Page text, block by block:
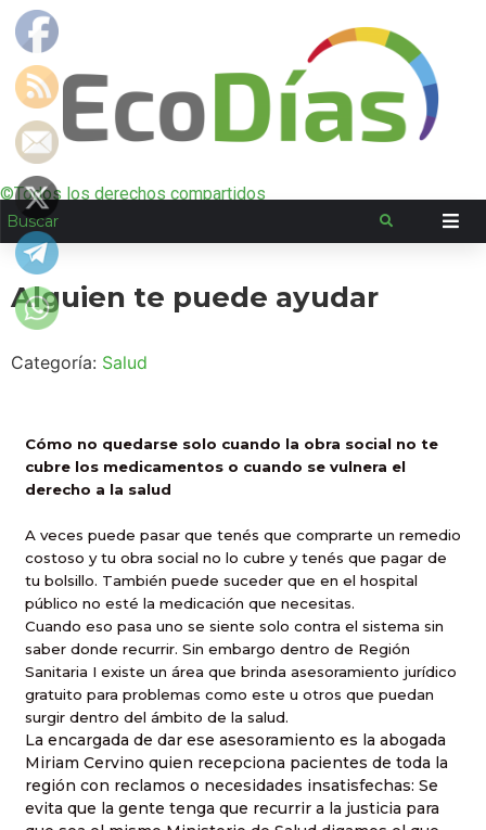
©Todos los derechos compartidos
Alguien te puede ayudar
Categoría: Salud
Cómo no quedarse solo cuando la obra social no te
cubre los medicamentos o cuando se vulnera el
derecho a la salud
A veces puede pasar que tenés que comprarte un remedio
costoso y tu obra social no lo cubre y tenés que pagar de
tu bolsillo. También puede suceder que en el hospital
público no esté la medicación que necesitas.
Cuando eso pasa uno se siente solo contra el sistema sin
saber donde recurrir. Sin embargo dentro de Región
Sanitaria I existe un área que brinda asesoramiento jurídico
gratuito para problemas como este u otros que puedan
surgir dentro del ámbito de la salud.
La encargada de dar ese asesoramiento es la abogada
Miriam Cervino quien recepciona pacientes de toda la
región con reclamos o necesidades insatisfechas: Se
evita que la gente tenga que recurrir a la justicia para